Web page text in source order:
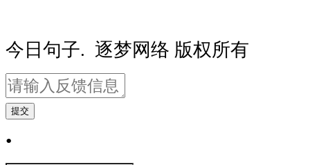
今日句子. 逐梦网络 版权所有
提交
•